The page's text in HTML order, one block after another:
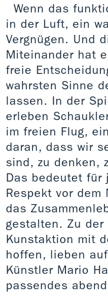
Wenn das
in der Luft, ein
Vergnügen. Und
Miteinander hat
freie
wahrsten Sinne
lassen. In der
erleben
im freien Flug,
daran, dass wir
sind, zu denken,
Das bedeutet für
Respekt vor dem
das
gestalten. Zu der
Kunstaktion mit
hoffen, lieben
Künstler Mario
passendes